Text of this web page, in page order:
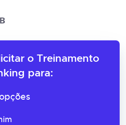
o Treinamento
para: